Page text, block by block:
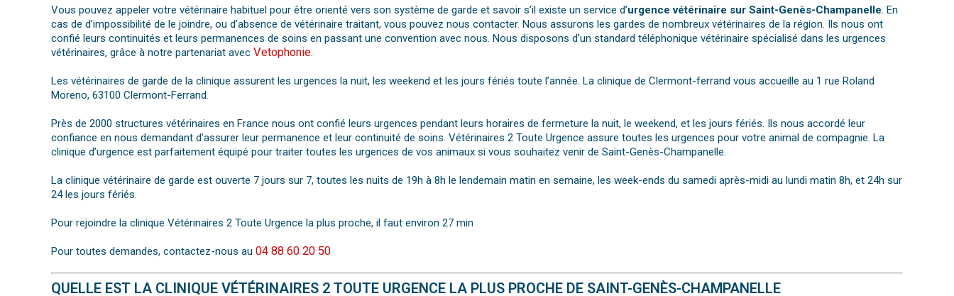
Vous pouvez appeler votre vétérinaire habituel pour être orienté vers son système de garde et savoir s’il existe un service d’urgence vétérinaire sur Saint-Genès-Champanelle. En
cas de d’impossibilité de le joindre, ou d’absence de vétérinaire traitant, vous pouvez nous contacter. Nous assurons les gardes de nombreux vétérinaires de la région. Ils nous ont
confié leurs continuités et leurs permanences de soins en passant une convention avec nous. Nous disposons d’un standard téléphonique vétérinaire spécialisé dans les urgences
vétérinaires, grâce à notre partenariat avec Vetophonie.
Les vétérinaires de garde de la clinique assurent les urgences la nuit, les weekend et les jours fériés toute l’année. La clinique de Clermont-ferrand vous accueille au 1 rue Roland
Moreno, 63100 Clermont-Ferrand.
Près de 2000 structures vétérinaires en France nous ont confié leurs urgences pendant leurs horaires de fermeture la nuit, le weekend, et les jours fériés. Ils nous accordé leur
confiance en nous demandant d’assurer leur permanence et leur continuité de soins. Vétérinaires 2 Toute Urgence assure toutes les urgences pour votre animal de compagnie. La
clinique d’urgence est parfaitement équipé pour traiter toutes les urgences de vos animaux si vous souhaitez venir de Saint-Genès-Champanelle.
La clinique vétérinaire de garde est ouverte 7 jours sur 7, toutes les nuits de 19h à 8h le lendemain matin en semaine, les week-ends du samedi après-midi au lundi matin 8h, et 24h sur
24 les jours fériés.
Pour rejoindre la clinique Vétérinaires 2 Toute Urgence la plus proche, il faut environ 27 min
Pour toutes demandes, contactez-nous au 04 88 60 20 50
QUELLE EST LA CLINIQUE VÉTÉRINAIRES 2 TOUTE URGENCE LA PLUS PROCHE DE SAINT-GENÈS-CHAMPANELLE